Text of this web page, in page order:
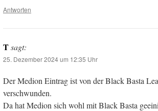
Antworten
Tsagt:
25. Dezember 2024 um 12:35 Uhr
Der Medion Eintrag ist von der Black Basta
verschwunden.
Da hat Medion sich wohl mit Black Basta